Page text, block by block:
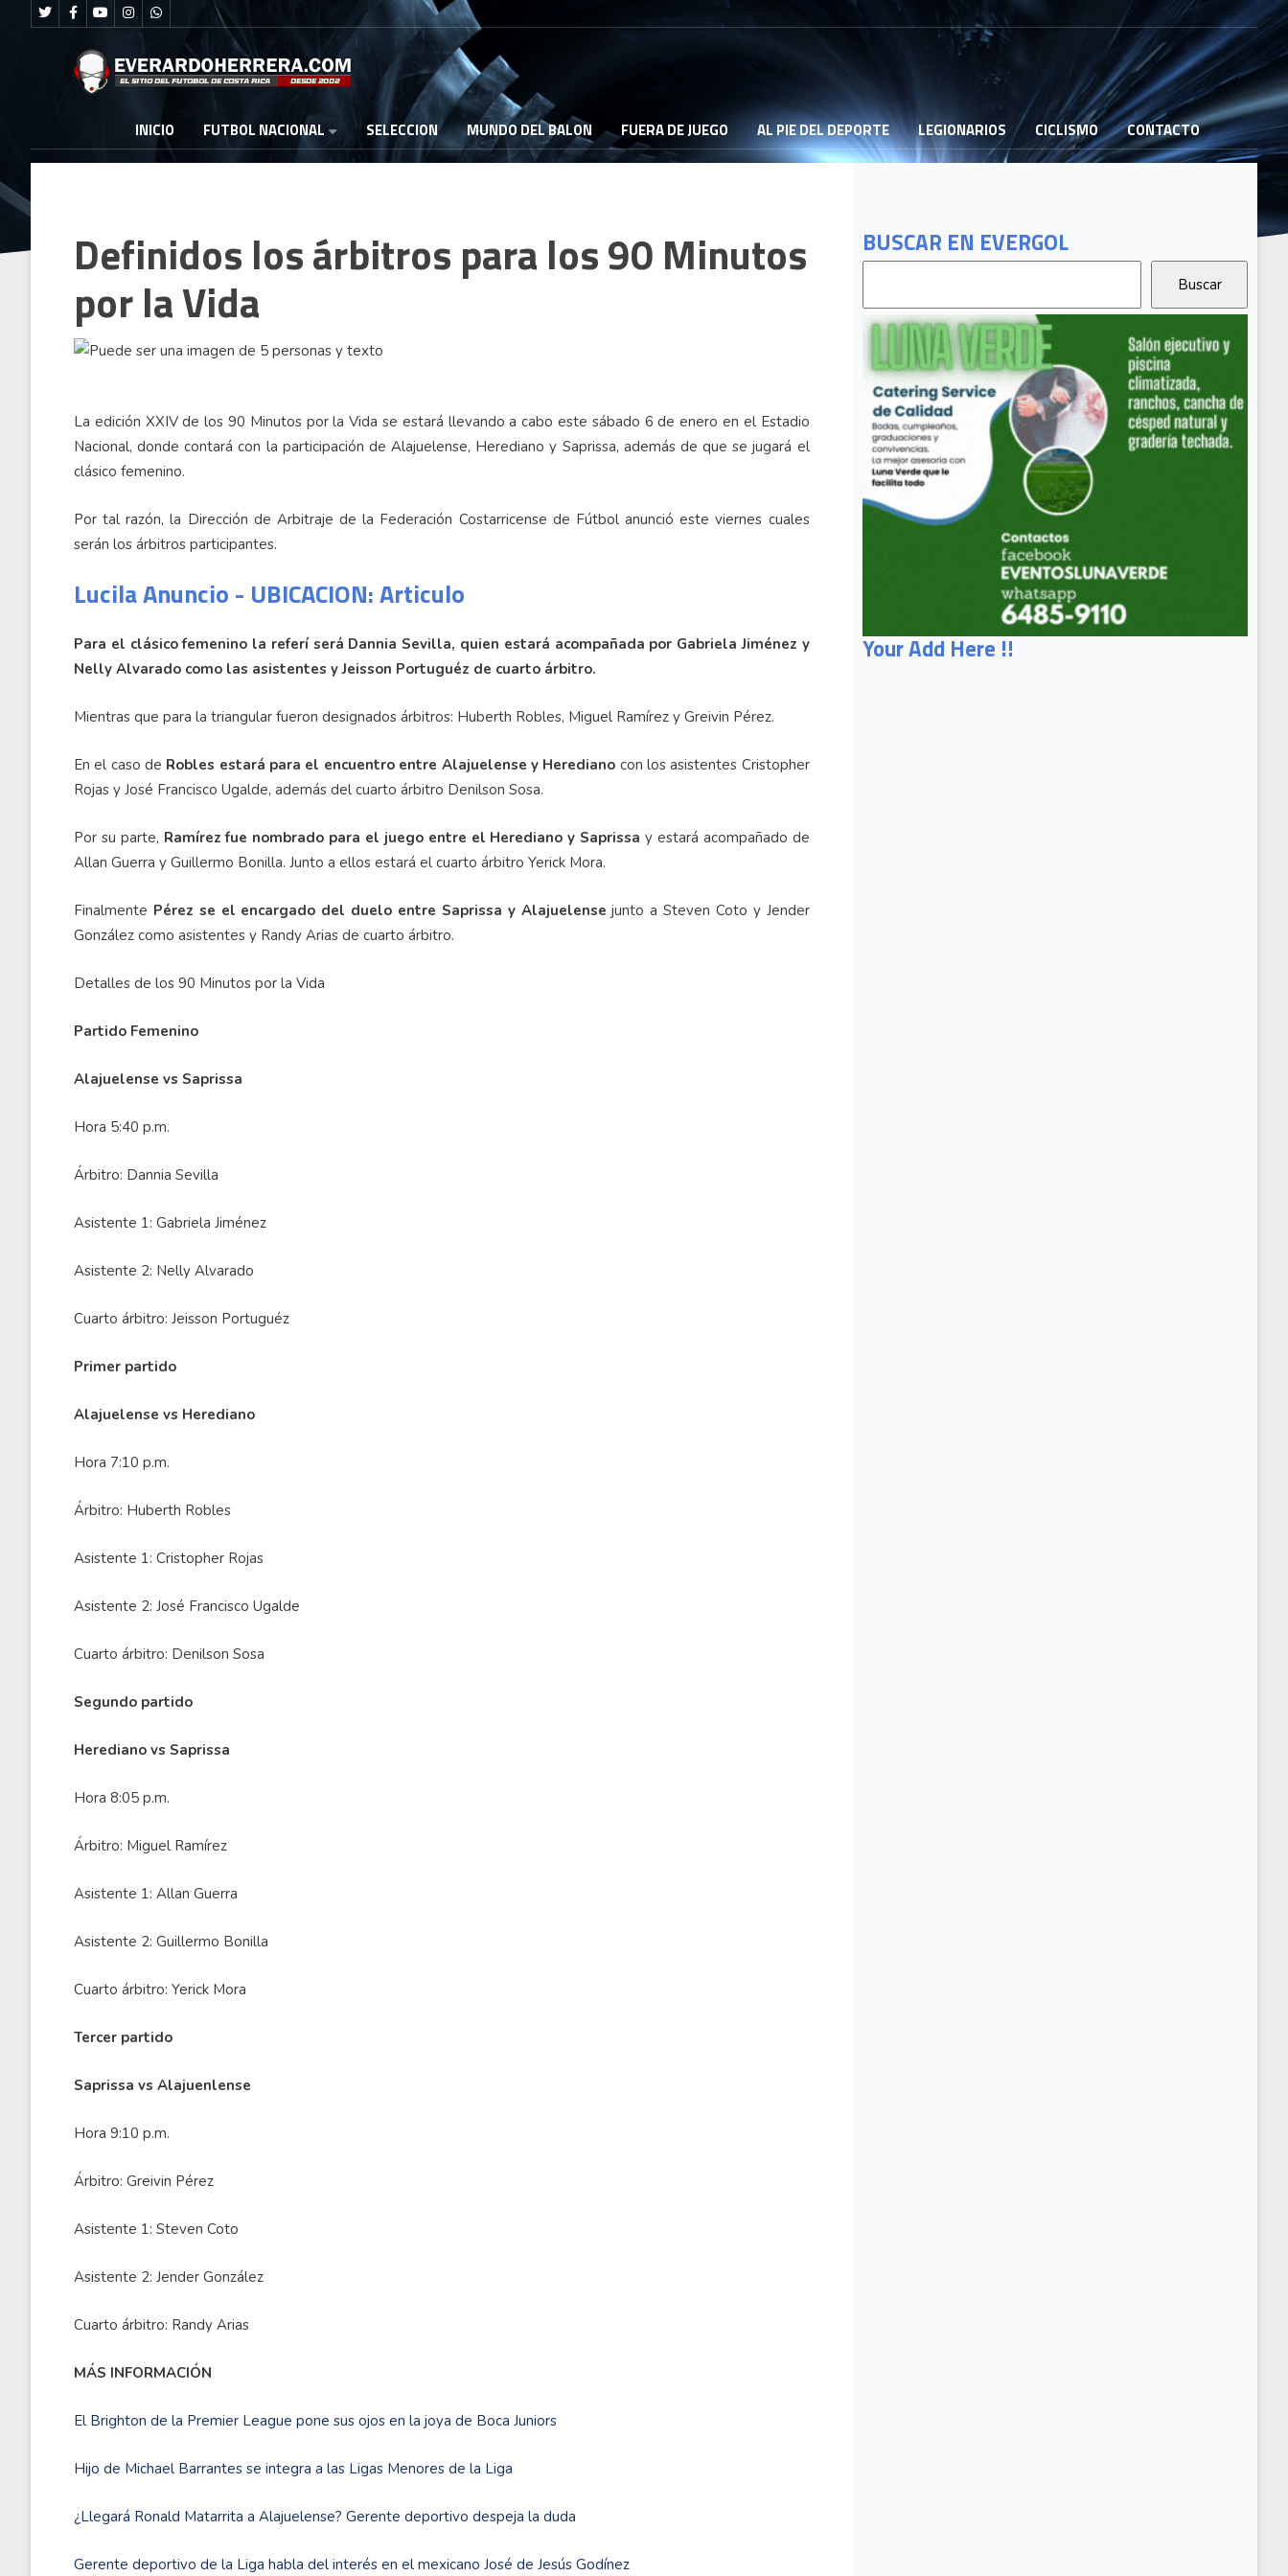
INICIO FUTBOL NACIONAL SELECCION MUNDO DEL BALON FUERA DE JUEGO AL PIE DEL DEPORTE LEGIONARIOS CICLISMO CONTACTO
BUSCAR EN EVERGOL
Your Add Here !!
Definidos los árbitros para los 90 Minutos
por la Vida
La edición XXIV de los 90 Minutos por la Vida se estará llevando a cabo este sábado 6 de enero en el Estadio
Nacional, donde contará con la participación de Alajuelense, Herediano y Saprissa, además de que se jugará el
clásico femenino.
Por tal razón, la Dirección de Arbitraje de la Federación Costarricense de Fútbol anunció este viernes cuales
serán los árbitros participantes.
Lucila Anuncio - UBICACION: Articulo
Para el clásico femenino la referí será Dannia Sevilla, quien estará acompañada por Gabriela Jiménez y
Nelly Alvarado como las asistentes y Jeisson Portuguéz de cuarto árbitro.
Mientras que para la triangular fueron designados árbitros: Huberth Robles, Miguel Ramírez y Greivin Pérez.
En el caso de Robles estará para el encuentro entre Alajuelense y Herediano con los asistentes Cristopher
Rojas y José Francisco Ugalde, además del cuarto árbitro Denilson Sosa.
Por su parte, Ramírez fue nombrado para el juego entre el Herediano y Saprissa y estará acompañado de
Allan Guerra y Guillermo Bonilla. Junto a ellos estará el cuarto árbitro Yerick Mora.
Finalmente Pérez se el encargado del duelo entre Saprissa y Alajuelense junto a Steven Coto y Jender
González como asistentes y Randy Arias de cuarto árbitro.
Detalles de los 90 Minutos por la Vida
Partido Femenino
Alajuelense vs Saprissa
Hora 5:40 p.m.
Árbitro: Dannia Sevilla
Asistente 1: Gabriela Jiménez
Asistente 2: Nelly Alvarado
Cuarto árbitro: Jeisson Portuguéz
Primer partido
Alajuelense vs Herediano
Hora 7:10 p.m.
Árbitro: Huberth Robles
Asistente 1: Cristopher Rojas
Asistente 2: José Francisco Ugalde
Cuarto árbitro: Denilson Sosa
Segundo partido
Herediano vs Saprissa
Hora 8:05 p.m.
Árbitro: Miguel Ramírez
Asistente 1: Allan Guerra
Asistente 2: Guillermo Bonilla
Cuarto árbitro: Yerick Mora
Tercer partido
Saprissa vs Alajuenlense
Hora 9:10 p.m.
Árbitro: Greivin Pérez
Asistente 1: Steven Coto
Asistente 2: Jender González
Cuarto árbitro: Randy Arias
MÁS INFORMACIÓN
El Brighton de la Premier League pone sus ojos en la joya de Boca Juniors
Hijo de Michael Barrantes se integra a las Ligas Menores de la Liga
¿Llegará Ronald Matarrita a Alajuelense? Gerente deportivo despeja la duda
Gerente deportivo de la Liga habla del interés en el mexicano José de Jesús Godínez